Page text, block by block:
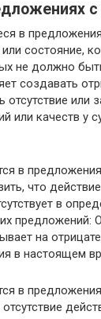
с
в
состояние,
не должно
создавать
отсутствие или
или качеств у
в
что
в
предложений:
на
в настоящем
в